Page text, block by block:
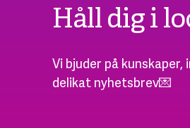
Håll dig i
Vi bjuder på
delikat nyhetsbrev💌